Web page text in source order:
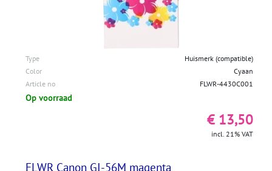
Type
Huismerk (compatible)
Color
Cyaan
Article no
FLWR-4430C001
Op voorraad
€ 13,50
incl. 21% VAT
FLWR Canon GI-56M magenta